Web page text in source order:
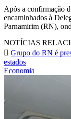
Após a confirmação
encaminhados à
Parnamirim (RN),
NOTÍCIAS
Grupo do RN é
estados
Economia